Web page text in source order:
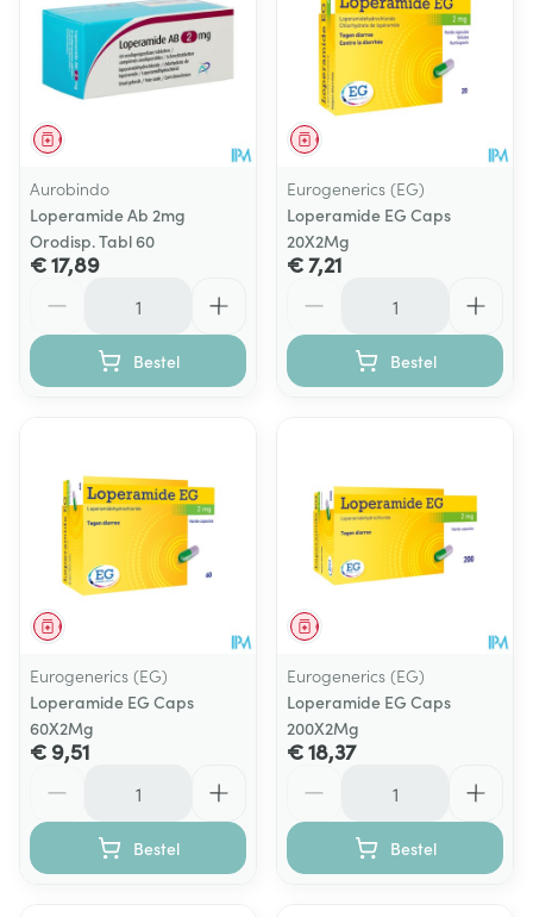
Geneesmiddel
Aurobindo
Loperamide Ab 2mg
Orodisp. Tabl 60
€ 17,89
Bestel
Geneesmiddel
Eurogenerics (EG)
Loperamide EG Caps
20X2Mg
€ 7,21
Bestel
Geneesmiddel
Eurogenerics (EG)
Loperamide EG Caps
60X2Mg
€ 9,51
Bestel
Geneesmiddel
Eurogenerics (EG)
Loperamide EG Caps
200X2Mg
€ 18,37
Bestel